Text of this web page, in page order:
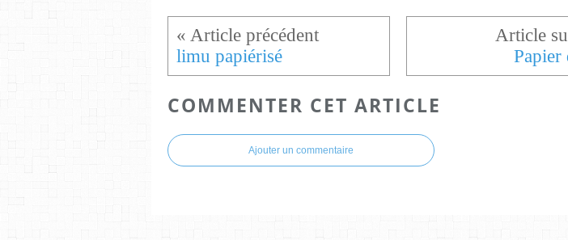
limu papiérisé Papier
COMMENTER CET ARTICLE
Ajouter un commentaire